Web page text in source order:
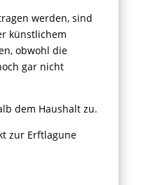
werden, sind
künstlichem
obwohl die
gar nicht
dem Haushalt zu.
zur Erftlagune